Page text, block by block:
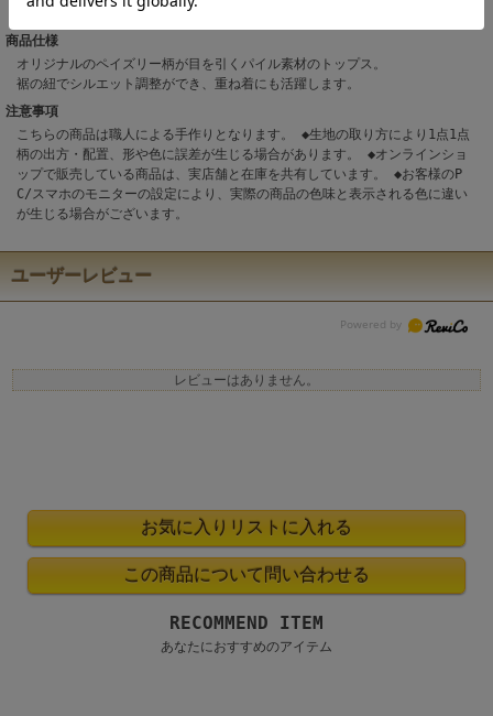
本体: 綿74% ﾎﾟﾘｴｽﾃﾙ26% ﾘﾌﾞ部分: 綿60% ﾎﾟﾘｴｽﾃﾙ40%
商品仕様
オリジナルのペイズリー柄が目を引くパイル素材のトップス。
裾の紐でシルエット調整ができ、重ね着にも活躍します。
注意事項
こちらの商品は職人による手作りとなります。 ◆生地の取り方により1点1点
柄の出方・配置、形や色に誤差が生じる場合があります。 ◆オンラインショ
ップで販売している商品は、実店舗と在庫を共有しています。 ◆お客様のP
C/スマホのモニターの設定により、実際の商品の色味と表示される色に違い
が生じる場合がございます。
ユーザーレビュー
レビューはありません。
RECOMMEND ITEM
あなたにおすすめのアイテム